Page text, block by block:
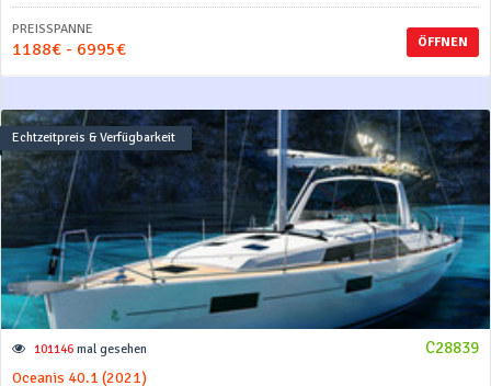
ÖFFNEN
PREISSPANNE
1188€ - 6995€
Echtzeitpreis & Verfügbarkeit
C28839
101146 mal gesehen
Oceanis 40.1 (2021)